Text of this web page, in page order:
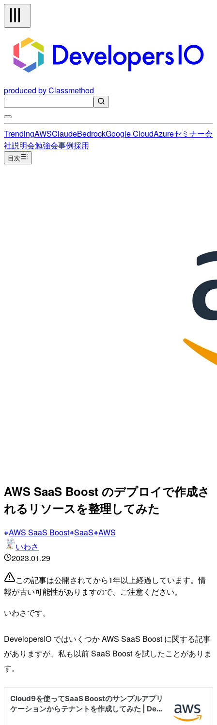
produced by Classmethod
TrendingAWSClaudeBedrockGoogle CloudAzureセミナー会
社説明会勉強会事例採用
目次
AWS SaaS Boost のデプロイで作成さ
れるリソースを整理してみた
AWS SaaS Boost SaaS AWS
いわさ
2023.01.29
この記事は公開されてから1年以上経過しています。情
報が古い可能性がありますので、ご注意ください。
いわさです。
DevelopersIO ではいくつか AWS SaaS Boost に関する記事
がありますが、私も以前 SaaS Boost を試したことがありま
す。